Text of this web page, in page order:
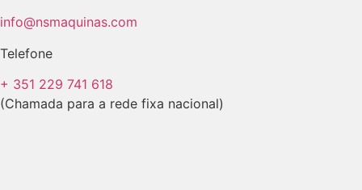
info@nsmaquinas.com
Telefone
+ 351 229 741 618
(Chamada para a rede fixa nacional)